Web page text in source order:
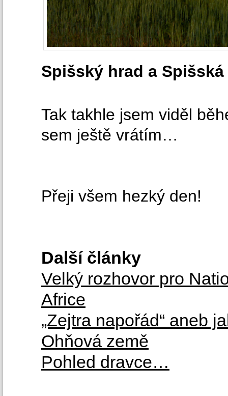
Spišský hrad a
Tak takhle jsem viděl
sem ještě vrátím…
Přeji všem hezký den!
Další články
Velký rozhovor pro
Africe
„Zejtra napořád“ aneb
Ohňová země
Pohled dravce…